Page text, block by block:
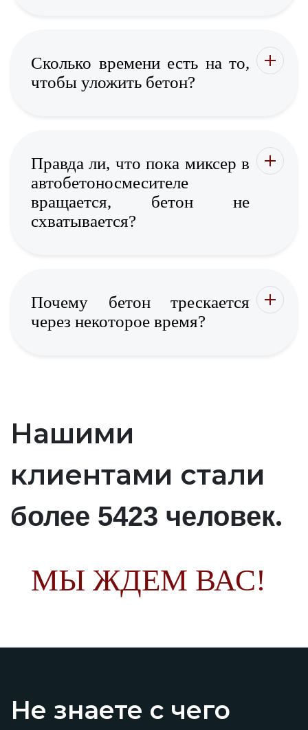
Сколько времени есть на то,
чтобы уложить бетон?
Правда ли, что пока миксер в
автобетоносмесителе
вращается, бетон не
схватывается?
Почему бетон трескается
через некоторое время?
Нашими
клиентами стали
более 5423 человек.
МЫ ЖДЕМ ВАС!
Не знаете с чего